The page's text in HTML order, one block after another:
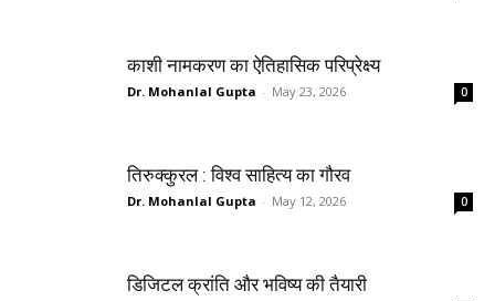
काशी नामकरण का ऐतिहासिक परिप्रेक्ष्य
Dr. Mohanlal Gupta - May 23, 2026 0
तिरुक्कुरल : विश्व साहित्य का गौरव
Dr. Mohanlal Gupta - May 12, 2026 0
डिजिटल क्रांति और भविष्य की तैयारी